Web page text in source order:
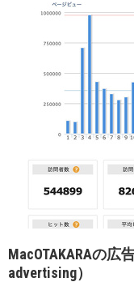
MacOTAKARAの広
advertising）